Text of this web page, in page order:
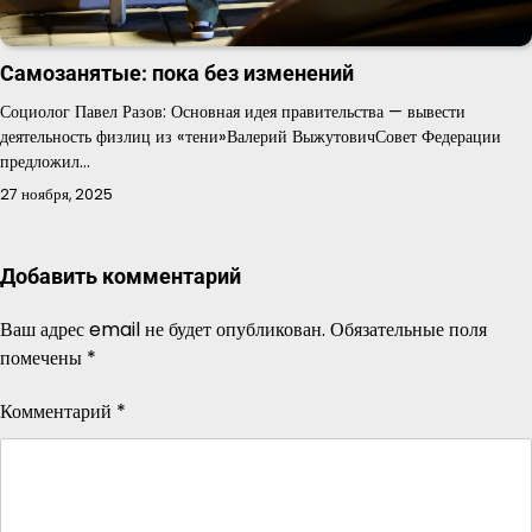
Самозанятые: пока без изменений
Социолог Павел Разов: Основная идея правительства — вывести
деятельность физлиц из «тени»Валерий ВыжутовичСовет Федерации
предложил…
27 ноября, 2025
Добавить комментарий
Ваш адрес email не будет опубликован. Обязательные поля
помечены *
Комментарий *